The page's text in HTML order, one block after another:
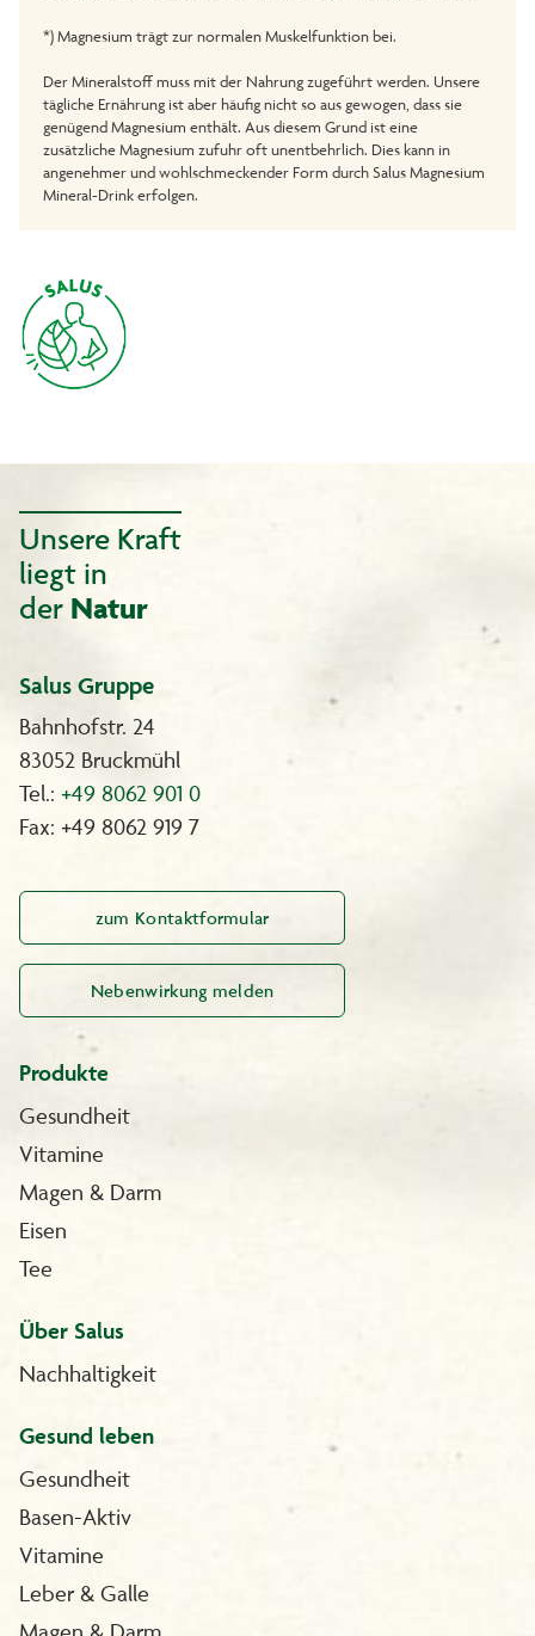
*) Magnesium trägt zur normalen Muskelfunktion bei.
Der Mineralstoff muss mit der Nahrung zugeführt werden. Unsere
tägliche Ernährung ist aber häufig nicht so aus gewogen, dass sie
genügend Magnesium enthält. Aus diesem Grund ist eine
zusätzliche Magnesium zufuhr oft unentbehrlich. Dies kann in
angenehmer und wohlschmeckender Form durch Salus Magnesium
Mineral-Drink erfolgen.
Unsere Kraft
liegt in
der Natur
Salus Gruppe
Bahnhofstr. 24
83052 Bruckmühl
Tel.: +49 8062 901 0
Fax: +49 8062 919 7
zum Kontaktformular
Nebenwirkung melden
Produkte
Gesundheit
Vitamine
Magen & Darm
Eisen
Tee
Über Salus
Nachhaltigkeit
Gesund leben
Gesundheit
Basen-Aktiv
Vitamine
Leber & Galle